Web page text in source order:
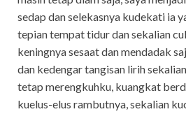
sedap dan selekasnya kudekati ia
tepian tempat tidur dan sekalian
keningnya sesaat dan mendadak
dan kedengar tangisan lirih
tetap merengkuhku, kuangkat
kuelus-elus rambutnya, sekalian